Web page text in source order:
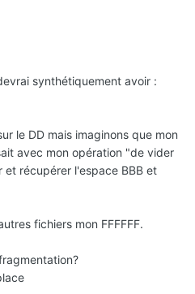
synthétiquement avoir :
le DD mais imaginons que mon
avec mon opération "de vider
récupérer l'espace BBB et
fichiers mon FFFFFF.